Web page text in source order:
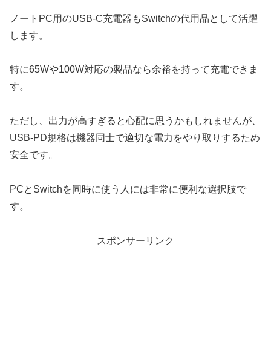
ノートPC用のUSB-C充電器もSwitchの代用品として活躍
します。
特に65Wや100W対応の製品なら余裕を持って充電できま
す。
ただし、出力が高すぎると心配に思うかもしれませんが、
USB-PD規格は機器同士で適切な電力をやり取りするため
安全です。
PCとSwitchを同時に使う人には非常に便利な選択肢で
す。
スポンサーリンク